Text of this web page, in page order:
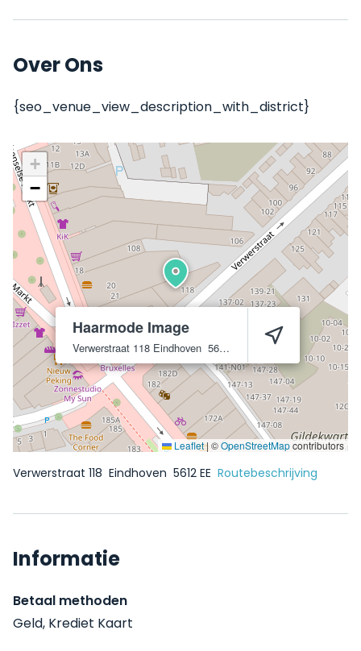
Over Ons
{seo_venue_view_description_with_district}
Haarmode Image
Verwerstraat 118 Eindhoven 5612 EE
+
−
Leaflet|©OpenStreetMapcontributors
Verwerstraat 118 Eindhoven 5612 EE Routebeschrijving
Informatie
Betaal methoden
Geld, Krediet Kaart